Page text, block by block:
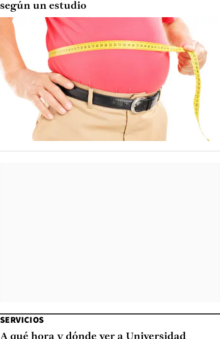
según un estudio
SERVICIOS